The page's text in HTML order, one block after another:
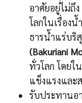
อาศัยอยู่ไม่ถึ
โลกในเรื่อง
ธารน้ำแร่บริ
(Bakuriani
ทั่วโลก โดยใ
แข็งแรงและ
รับประทานอ